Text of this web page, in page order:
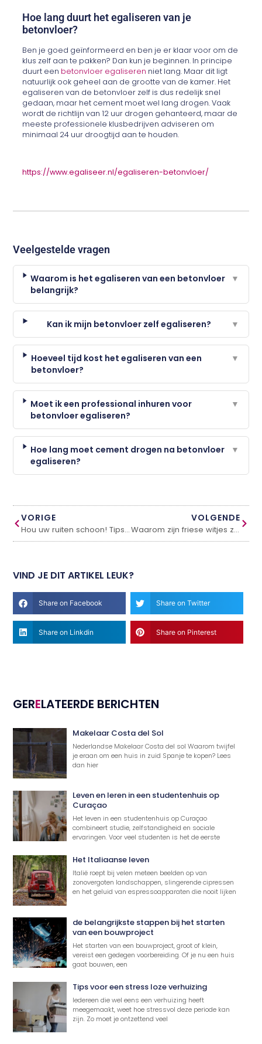
Hoe lang duurt het egaliseren van je
betonvloer?
Ben je goed geïnformeerd en ben je er klaar voor om de
klus zelf aan te pakken? Dan kun je beginnen. In principe
duurt een betonvloer egaliseren niet lang. Maar dit ligt
natuurlijk ook geheel aan de grootte van de kamer. Het
egaliseren van de betonvloer zelf is dus redelijk snel
gedaan, maar het cement moet wel lang drogen. Vaak
wordt de richtlijn van 12 uur drogen gehanteerd, maar de
meeste professionele klusbedrijven adviseren om
minimaal 24 uur droogtijd aan te houden.
https://www.egaliseer.nl/egaliseren-betonvloer/
Veelgestelde vragen
Waarom is het egaliseren van een betonvloer
belangrijk?
▼
Kan ik mijn betonvloer zelf egaliseren? ▼
Hoeveel tijd kost het egaliseren van een
betonvloer?
▼
Moet ik een professional inhuren voor
betonvloer egaliseren?
▼
Hoe lang moet cement drogen na betonvloer
egaliseren?
▼
VORIGE
Hou uw ruiten schoon! Tips van een ramenwasser Eindhoven
VOLGENDE
Waarom zijn friese witjes zo uniek in jouw interieur
VIND JE DIT ARTIKEL LEUK?
Share on Facebook Share on Twitter
Share on Linkdin Share on Pinterest
GERELATEERDE BERICHTEN
Makelaar Costa del Sol
Nederlandse Makelaar Costa del sol Waarom twijfel
je eraan om een huis in zuid Spanje te kopen? Lees
dan hier
Leven en leren in een studentenhuis op
Curaçao
Het leven in een studentenhuis op Curaçao
combineert studie, zelfstandigheid en sociale
ervaringen. Voor veel studenten is het de eerste
Het Italiaanse leven
Italië roept bij velen meteen beelden op van
zonovergoten landschappen, slingerende cipressen
en het geluid van espressoapparaten die nooit lijken
de belangrijkste stappen bij het starten
van een bouwproject
Het starten van een bouwproject, groot of klein,
vereist een gedegen voorbereiding. Of je nu een huis
gaat bouwen, een
Tips voor een stress loze verhuizing
Iedereen die wel eens een verhuizing heeft
meegemaakt, weet hoe stressvol deze periode kan
zijn. Zo moet je ontzettend veel